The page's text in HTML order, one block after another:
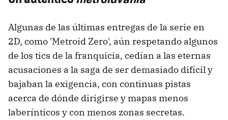
Algunas de las últimas entregas de la serie en
2D, como 'Metroid Zero', aún respetando algunos
de los tics de la franquicia, cedían a las eternas
acusaciones a la saga de ser demasiado difícil y
bajaban la exigencia, con continuas pistas
acerca de dónde dirigirse y mapas menos
laberínticos y con menos zonas secretas.